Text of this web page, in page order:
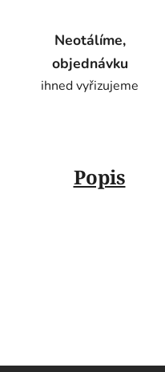
Neotálíme,
objednávku
ihned vyřizujeme
Popis